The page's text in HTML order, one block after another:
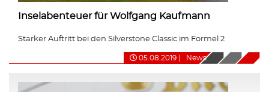
Inselabenteuer für Wolfgang Kaufmann
Starker Auftritt bei den Silverstone Classic im Formel 2
05.08.2019 News